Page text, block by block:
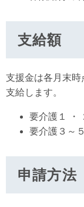
支給額
支援金は各月末時
支給します。
要介護１ ・
要介護３～
申請方法